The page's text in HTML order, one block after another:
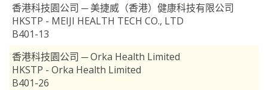
香港科技園公司 ─ 美捷威（香港）健康科技有限公司
HKSTP - MEIJI HEALTH TECH CO., LTD
B401-13
香港科技園公司 ─ Orka Health Limited
HKSTP - Orka Health Limited
B401-26